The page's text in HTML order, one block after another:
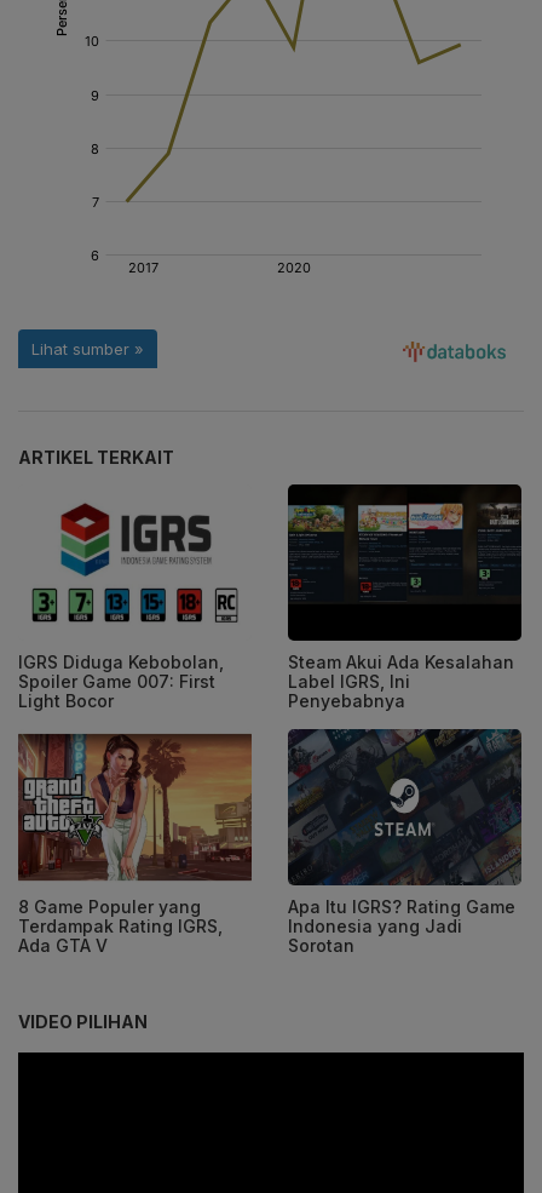
ARTIKEL TERKAIT
IGRS Diduga Kebobolan,
Spoiler Game 007: First
Light Bocor
Steam Akui Ada Kesalahan
Label IGRS, Ini
Penyebabnya
8 Game Populer yang
Terdampak Rating IGRS,
Ada GTA V
Apa Itu IGRS? Rating Game
Indonesia yang Jadi
Sorotan
VIDEO PILIHAN